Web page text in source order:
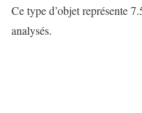
Ce type d’objet représente
analysés.